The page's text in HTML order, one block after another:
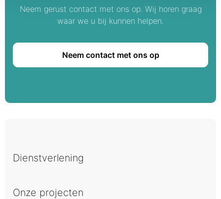
Neem gerust contact met ons op. Wij horen graag
waar we u bij kunnen helpen.
Neem contact met ons op
Dienstverlening
Onze projecten